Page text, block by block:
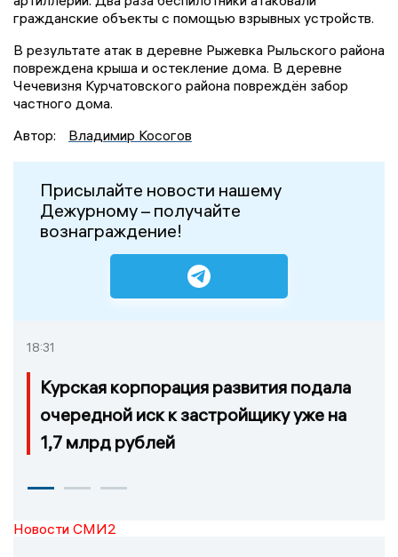
гражданские объекты с помощью взрывных устройств.
В результате атак в деревне Рыжевка Рыльского района
повреждена крыша и остекление дома. В деревне
Чечевизня Курчатовского района повреждён забор
частного дома.
Автор:
Владимир Косогов
Присылайте новости нашему
Дежурному – получайте
вознаграждение!
18:31
Курская корпорация развития подала
очередной иск к застройщику уже на
1,7 млрд рублей
Новости СМИ2